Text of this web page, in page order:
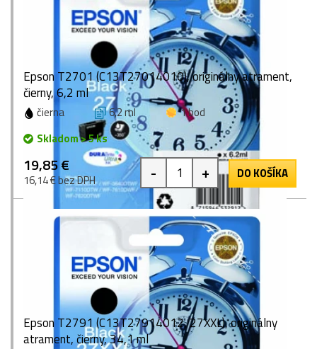
Epson T2701 (C13T27014010), originálny atrament,
čierny, 6,2 ml
čierna 6,2 ml
1 bod
Skladom > 5 ks
19,85 €
16,14 € bez DPH - + DO KOŠÍKA
Epson T2791 (C13T27914012, 27XXL), originálny
atrament, čierny, 34,1 ml